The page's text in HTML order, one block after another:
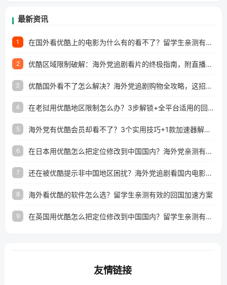
最新资讯
1 在国外看优酷上的电影为什么有的看不了？留学生亲测有效的回国加速方案
2 优酷区域限制破解：海外党追剧看片的终极指南，附直播欧冠+1905电影网解决方案
3 优酷国外看不了怎么解决？海外党追剧购物全攻略，这招亲测有效！
4 在老挝用优酷地区限制怎么办？3步解锁+全平台适用的回国加速器指南
5 海外党有优酷会员却看不了？3个实用技巧+1款加速器解决追剧&金融APP难题
6 在日本用优酷怎么把定位修改到中国国内？海外党亲测有效的回国加速指南
7 还在被优酷提示非中国地区困扰？海外党追剧看国内电影的正确打开方式
8 海外看优酷的软件怎么选？留学生亲测有效的回国加速方案
9 在英国用优酷怎么把定位修改到中国国内？留学生亲测有效的回国加速方案
友情链接